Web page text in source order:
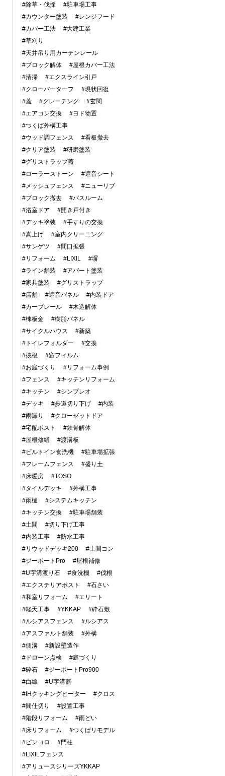
#除草・伐採
#駐車場工事
#カウンター塗装
#レンジフード
#カバー工法
#大建工業
#草刈り
#天井吊り用カーテンレール
#ブロック解体
#屋根カバー工法
#清掃
#エクスライン引戸
#クローバーターフ
#現状回復
#蓋
#グレーチング
#玄関
#エアコン交換
#ヨド物置
#つくば外構工事
#ウッド調フェンス
#看板撤去
#クリア塗装
#研磨塗装
#グリストラップ蓋
#ローラーストーン
#遮音シート
#メッシュフェンス
#ニューリブ
#ブロック撤去
#バスルーム
#浴室ドア
#開き戸付き
#デッキ塗装
#手すりの交換
#嵩上げ
#室内クリーニング
#サンゲツ
#間口拡張
#リフォーム
#LIXIL
#塀
#ライン舗装
#アパート塗装
#家具塗装
#グリストラップ
#店舗
#遮音パネル
#内装ドア
#カーブレール
#木造解体
#棟板金
#樹脂パネル
#サイクルハウス
#新築
#トイレフォルダー
#交換
#抜根
#窓フィルム
#お庭づくり
#リフォーム事例
#フェンス
#キッチンリフォーム
#キッチン
#シンプレオ
#デッキ
#歩道切り下げ
#内装
#雨漏り
#クローゼットドア
#宅配ポスト
#鉄骨解体
#屋根修繕
#渡溝板
#ビルトイン食洗機
#駐車場拡張
#フレームフェンス
#盛り土
#床暖房
#TOSO
#タイルデッキ
#外構工事
#雨樋
#システムキッチン
#キッチン交換
#駐車場舗装
#土間
#切り下げ工事
#内装工事
#防水工事
#リウッドデッキ200
#土間コン
#ジーポートPro
#屋根補修
#U字溝渡り石
#食洗機
#伐根
#エクステリアポスト
#石さい
#和室リフォーム
#エリート
#軽天工事
#YKKAP
#砕石敷
#ルシアスフェンス
#ルシアス
#アスファルト舗装
#外構
#側溝
#新設壁造作
#ドローン点検
#庭づくり
#砕石
#ジーポートPro900
#白線
#U字溝蓋
#IHクッキングヒーター
#クロス
#間仕切り
#設置工事
#階段リフォーム
#雨どい
#床リフォーム
#つくばリモデル
#ピンコロ
#門柱
#LIXILフェンス
#アリュースシリーズYKKAP